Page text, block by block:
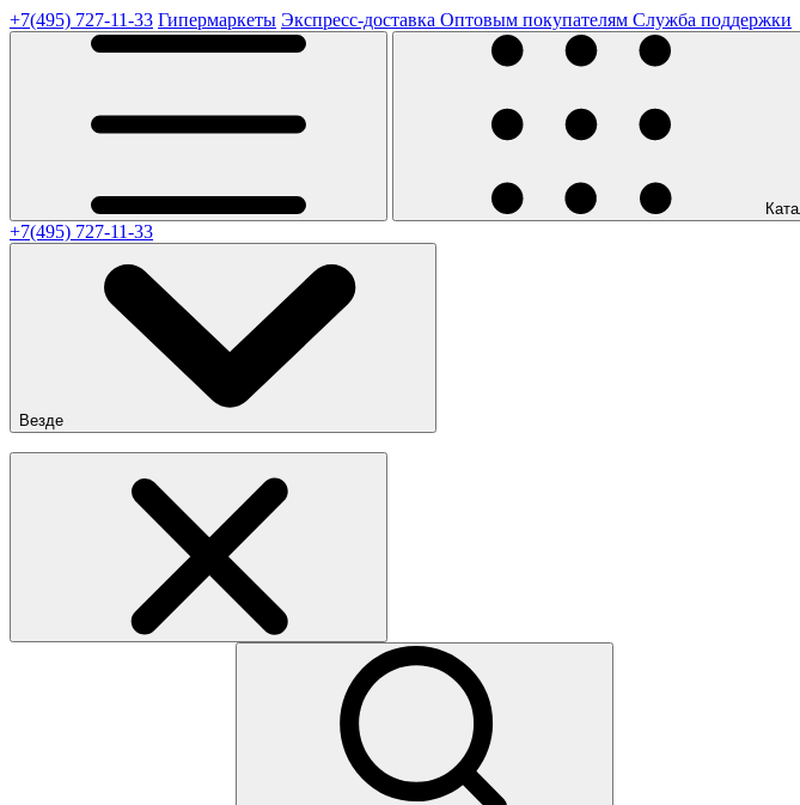
+7(495) 727-11-33 Гипермаркеты Экспресс-доставка Оптовым покупателям Служба поддержки
+7(495) 727-11-33
Везде